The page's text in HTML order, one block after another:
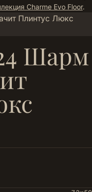
Charme Evo Floor.
Шарм